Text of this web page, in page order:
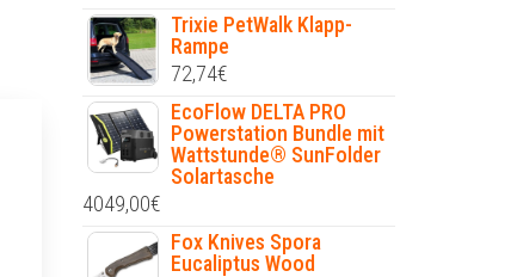
Trixie PetWalk Klapp-
Rampe
72,74€
EcoFlow DELTA PRO
Powerstation Bundle mit
Wattstunde® SunFolder
Solartasche
4049,00€
Fox Knives Spora
Eucaliptus Wood